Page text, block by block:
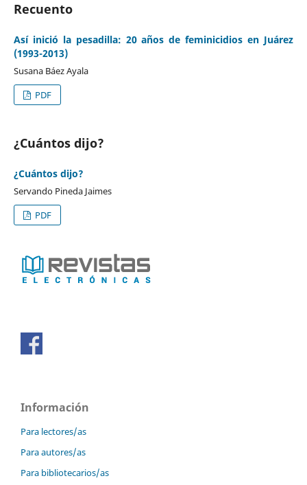
Recuento
Así inició la pesadilla: 20 años de feminicidios en Juárez
(1993-2013)
Susana Báez Ayala
PDF
¿Cuántos dijo?
¿Cuántos dijo?
Servando Pineda Jaimes
PDF
Información
Para lectores/as
Para autores/as
Para bibliotecarios/as